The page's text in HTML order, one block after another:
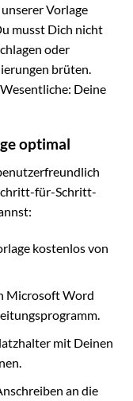
Vorlage
musst Dich nicht
oder
brüten.
Deine
optimal
für-Schritt-
kostenlos von
Microsoft Word
mit Deinen
an die